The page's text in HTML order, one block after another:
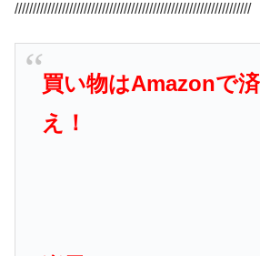
/////////////////////////////////////////////////////////////////
買い物はAmazonで
え！